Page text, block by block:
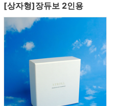
[상자형]장듀보 2인용